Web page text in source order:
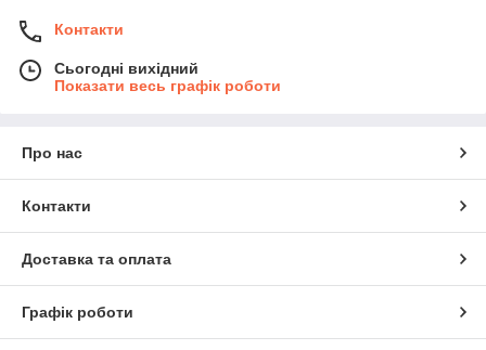
Контакти
Сьогодні вихідний
Показати весь графік роботи
Про нас
Контакти
Доставка та оплата
Графік роботи